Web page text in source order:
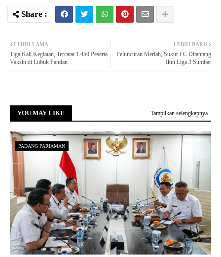
LEBIH BARU
Peluncuran Meriah, Sukur FC Ditantang
Ikut Liga 3 Sumbar
LEBIH LAMA
Tiga Kali Kegiatan, Tercatat 1.450 Peserta
Vaksin di Lubuk Pandan
YOU MAY LIKE Tampilkan selengkapnya
PADANG PARIAMAN